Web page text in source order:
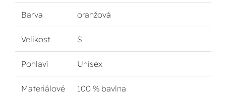
Barva oranžová
Velikost S
Pohlaví Unisex
Materiálové
100 % bavlna